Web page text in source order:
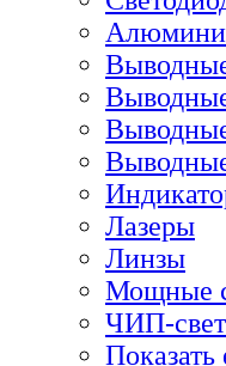
Лазеры
Линзы
Мощные
ЧИП-
Показать